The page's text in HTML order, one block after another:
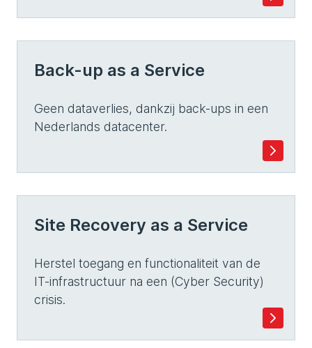
Back-up as a Service
Geen dataverlies, dankzij back-ups in een
Nederlands datacenter.
Site Recovery as a Service
Herstel toegang en functionaliteit van de
IT-infrastructuur na een (Cyber Security)
crisis.